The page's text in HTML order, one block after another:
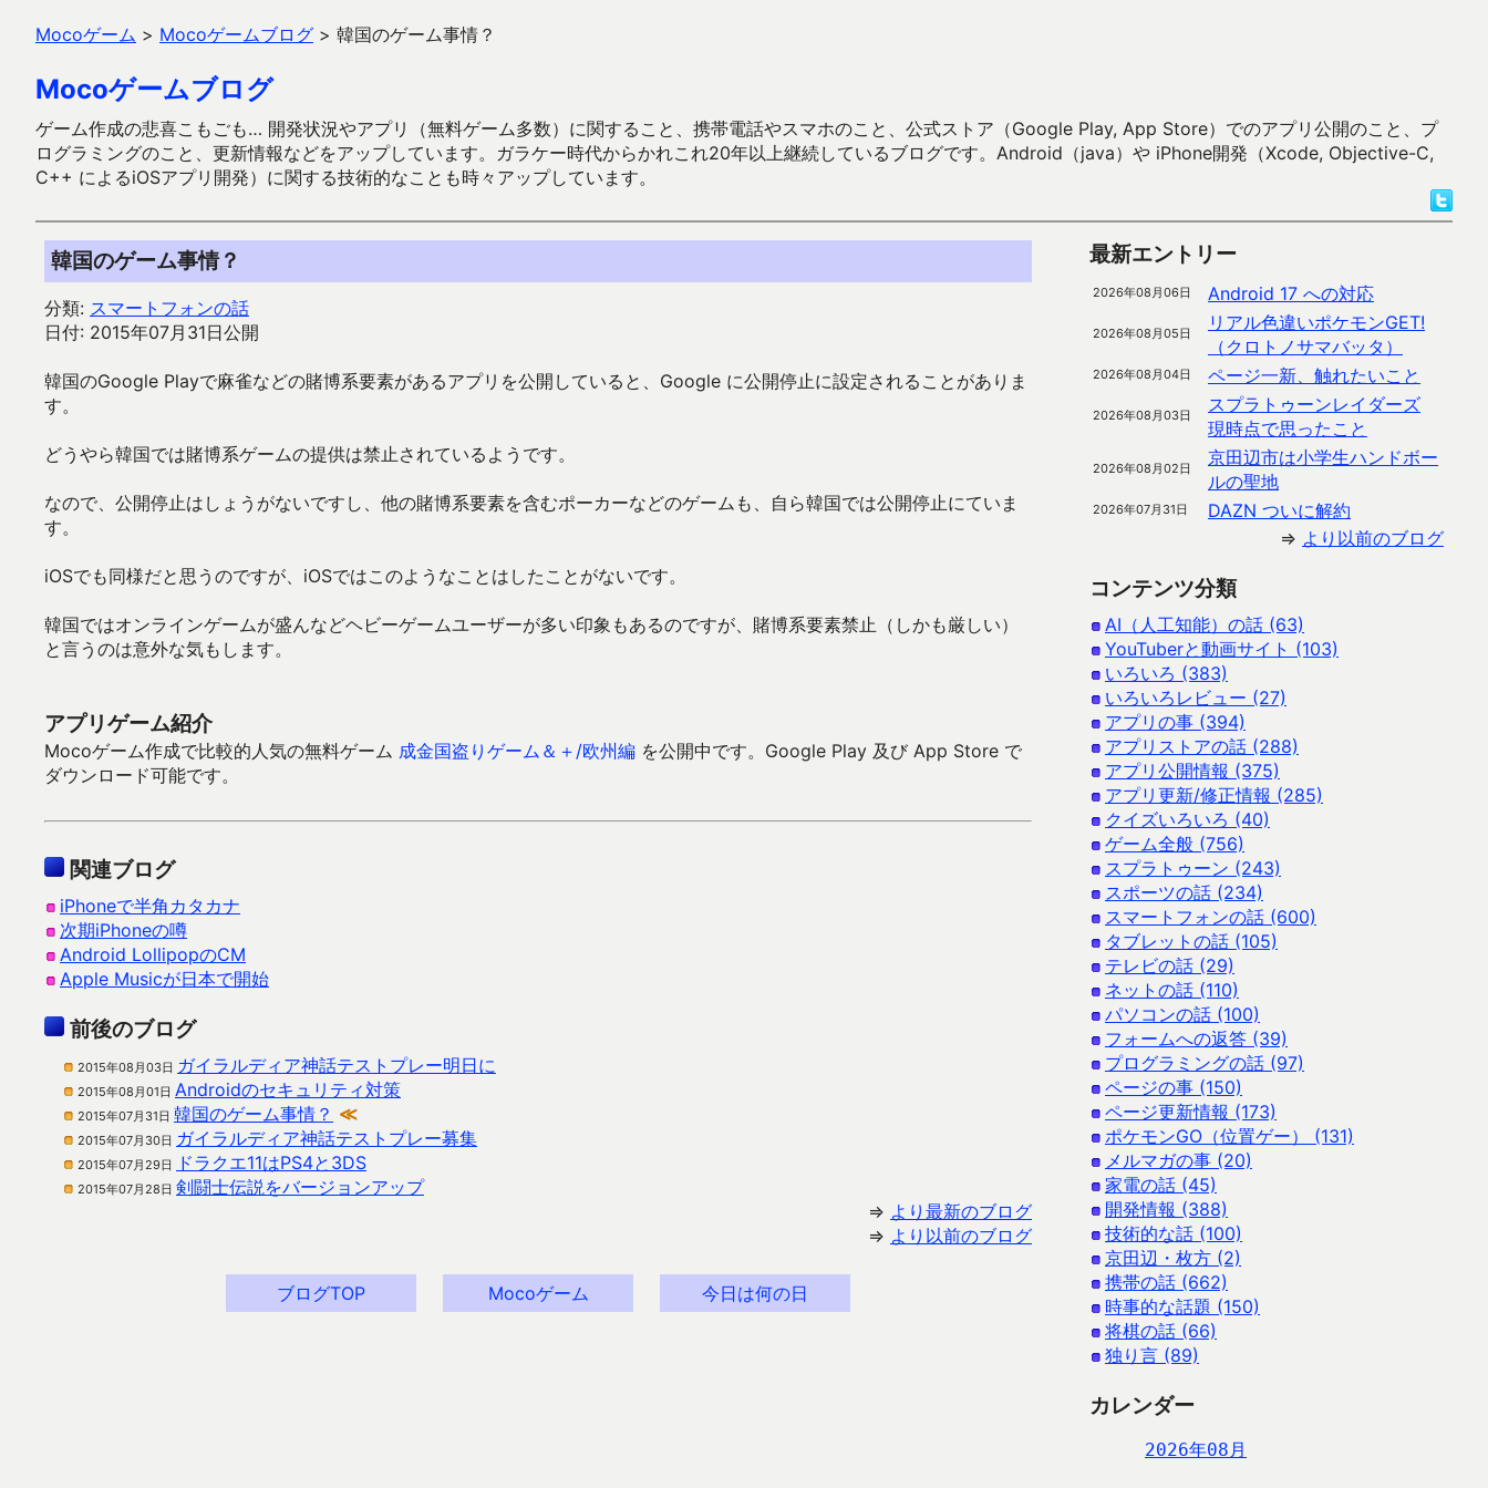
Mocoゲーム > Mocoゲームブログ > 韓国のゲーム事情？
Mocoゲームブログ
ゲーム作成の悲喜こもごも… 開発状況やアプリ（無料ゲーム多数）に関すること、携帯電話やスマホのこと、公式ストア（Google Play, App Store）でのアプリ公開のこと、プ
ログラミングのこと、更新情報などをアップしています。ガラケー時代からかれこれ20年以上継続しているブログです。Android（java）や iPhone開発（Xcode, Objective-C,
C++ によるiOSアプリ開発）に関する技術的なことも時々アップしています。
韓国のゲーム事情？
分類: スマートフォンの話
日付: 2015年07月31日公開
韓国のGoogle Playで麻雀などの賭博系要素があるアプリを公開していると、Google に公開停止に設定されることがありま
す。
どうやら韓国では賭博系ゲームの提供は禁止されているようです。
なので、公開停止はしょうがないですし、他の賭博系要素を含むポーカーなどのゲームも、自ら韓国では公開停止にていま
す。
iOSでも同様だと思うのですが、iOSではこのようなことはしたことがないです。
韓国ではオンラインゲームが盛んなどヘビーゲームユーザーが多い印象もあるのですが、賭博系要素禁止（しかも厳しい）
と言うのは意外な気もします。
アプリゲーム紹介
Mocoゲーム作成で比較的人気の無料ゲーム 成金国盗りゲーム＆＋/欧州編 を公開中です。Google Play 及び App Store で
ダウンロード可能です。
関連ブログ
iPhoneで半角カタカナ
次期iPhoneの噂
Android LollipopのCM
Apple Musicが日本で開始
前後のブログ
2015年08月03日 ガイラルディア神話テストプレー明日に
2015年08月01日 Androidのセキュリティ対策
2015年07月31日 韓国のゲーム事情？ ≪
2015年07月30日 ガイラルディア神話テストプレー募集
2015年07月29日 ドラクエ11はPS4と3DS
2015年07月28日 剣闘士伝説をバージョンアップ
⇒ より最新のブログ
⇒ より以前のブログ
ブログTOP Mocoゲーム 今日は何の日
最新エントリー
2026年08月06日 Android 17 への対応
2026年08月05日
リアル色違いポケモンGET!
（クロトノサマバッタ）
2026年08月04日 ページ一新、触れたいこと
2026年08月03日
スプラトゥーンレイダーズ
現時点で思ったこと
2026年08月02日
京田辺市は小学生ハンドボー
ルの聖地
2026年07月31日
DAZN ついに解約
⇒ より以前のブログ
コンテンツ分類
AI（人工知能）の話 (63)
YouTuberと動画サイト (103)
いろいろ (383)
いろいろレビュー (27)
アプリの事 (394)
アプリストアの話 (288)
アプリ公開情報 (375)
アプリ更新/修正情報 (285)
クイズいろいろ (40)
ゲーム全般 (756)
スプラトゥーン (243)
スポーツの話 (234)
スマートフォンの話 (600)
タブレットの話 (105)
テレビの話 (29)
ネットの話 (110)
パソコンの話 (100)
フォームへの返答 (39)
プログラミングの話 (97)
ページの事 (150)
ページ更新情報 (173)
ポケモンGO（位置ゲー） (131)
メルマガの事 (20)
家電の話 (45)
開発情報 (388)
技術的な話 (100)
京田辺・枚方 (2)
携帯の話 (662)
時事的な話題 (150)
将棋の話 (66)
独り言 (89)
カレンダー
2026年08月